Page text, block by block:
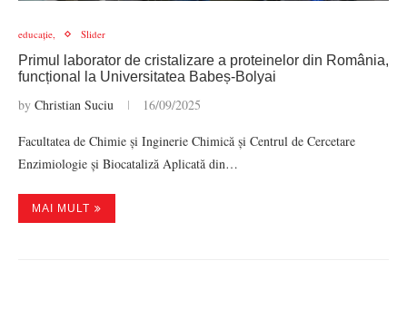
educație, Slider
Primul laborator de cristalizare a proteinelor din România,
funcțional la Universitatea Babeș-Bolyai
by Christian Suciu 16/09/2025
Facultatea de Chimie și Inginerie Chimică și Centrul de Cercetare
Enzimiologie și Biocataliză Aplicată din…
MAI MULT